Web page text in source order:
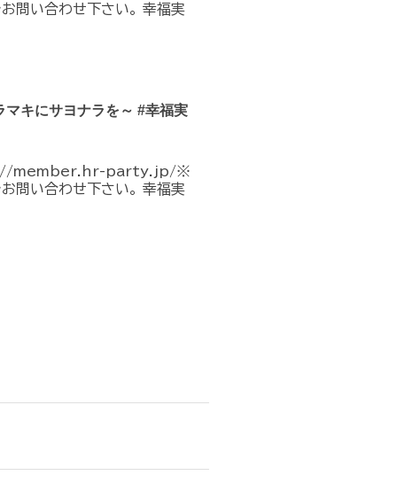
問い合わせ下さい。 幸福実
キにサヨナラを～ #幸福実
member.hr-party.jp/※
問い合わせ下さい。 幸福実